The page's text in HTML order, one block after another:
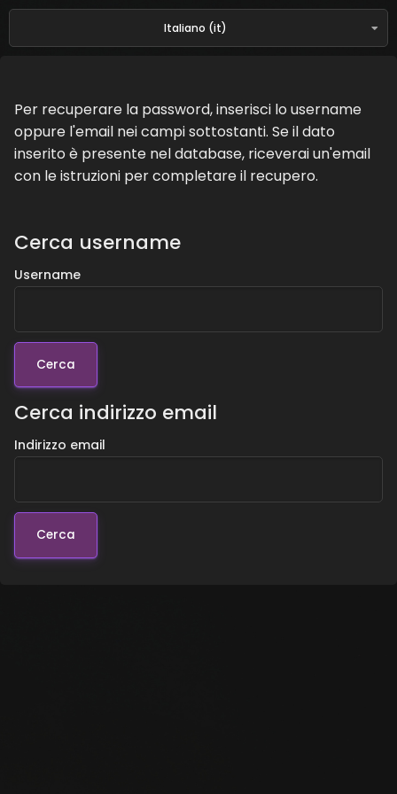
Italiano ‎(it)‎
Per recuperare la password, inserisci lo username
oppure l'email nei campi sottostanti. Se il dato
inserito è presente nel database, riceverai un'email
con le istruzioni per completare il recupero.
Cerca username
Username
Cerca indirizzo email
Indirizzo email